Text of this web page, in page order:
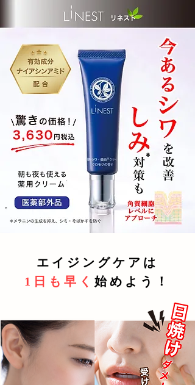
シワ改善
美白
クロモジ精油
​エイジングケア
LiNEST
エイジングケアは
1日も早く 始めよう！